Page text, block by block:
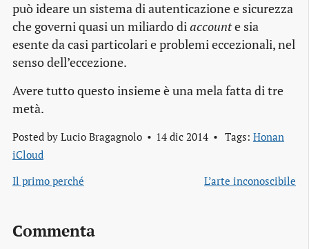
può ideare un sistema di autenticazione e sicurezza
che governi quasi un miliardo diaccounte sia
esente da casi particolari e problemi eccezionali, nel
senso dell’eccezione.
Avere tutto questo insieme è una mela fatta di tre
metà.
Posted by Lucio Bragagnolo 14 dic 2014 Tags: Honan
iCloud
Il primo perché
L’arte inconoscibile
Commenta